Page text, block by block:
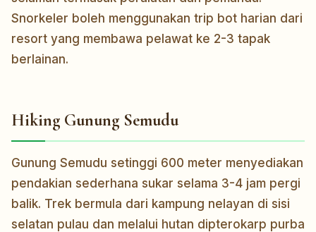
Snorkeler boleh menggunakan trip bot harian dari
resort yang membawa pelawat ke 2-3 tapak
berlainan.
Hiking Gunung Semudu
Gunung Semudu setinggi 600 meter menyediakan
pendakian sederhana sukar selama 3-4 jam pergi
balik. Trek bermula dari kampung nelayan di sisi
selatan pulau dan melalui hutan dipterokarp purba